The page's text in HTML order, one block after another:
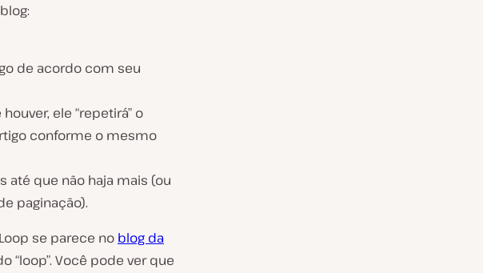
de acordo com seu
ele “repetirá” o
conforme o mesmo
até que não haja mais (ou
paginação).
se parece no blog da
“loop”. Você pode ver que